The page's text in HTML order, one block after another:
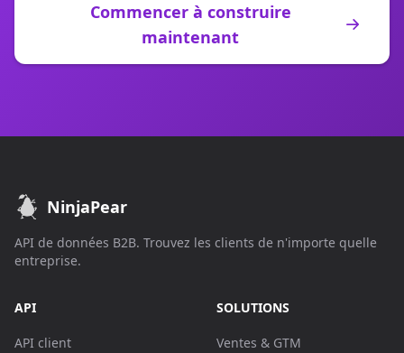
Commencer à construire
maintenant
NinjaPear
API de données B2B. Trouvez les clients de n'importe quelle
entreprise.
API
API client
SOLUTIONS
Ventes & GTM